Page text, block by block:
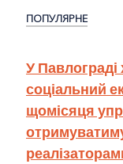
ПОПУЛЯРНЕ
У
соціальний
щомісяця